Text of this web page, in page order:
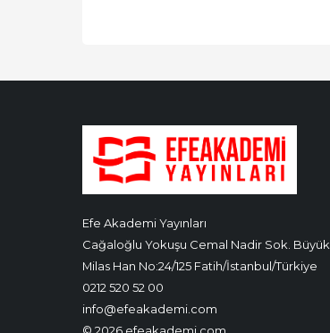
Efe Akademi Yayınları
Cağaloğlu Yokuşu Cemal Nadir Sok. Büyük
Milas Han No:24/125 Fatih/İstanbul/Türkiye
0212 520 52 00
info@efeakademi.com